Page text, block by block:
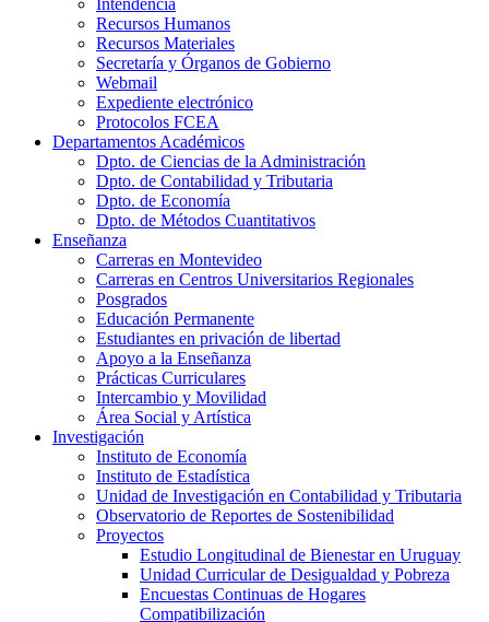
Intendencia
Recursos Humanos
Recursos Materiales
Secretaría y Órganos de Gobierno
Webmail
Expediente electrónico
Protocolos FCEA
Departamentos Académicos
Dpto. de Ciencias de la Administración
Dpto. de Contabilidad y Tributaria
Dpto. de Economía
Dpto. de Métodos Cuantitativos
Enseñanza
Carreras en Montevideo
Carreras en Centros Universitarios Regionales
Posgrados
Educación Permanente
Estudiantes en privación de libertad
Apoyo a la Enseñanza
Prácticas Curriculares
Intercambio y Movilidad
Área Social y Artística
Investigación
Instituto de Economía
Instituto de Estadística
Unidad de Investigación en Contabilidad y Tributaria
Observatorio de Reportes de Sostenibilidad
Proyectos
Estudio Longitudinal de Bienestar en Uruguay
Unidad Curricular de Desigualdad y Pobreza
Encuestas Continuas de Hogares
Compatibilización